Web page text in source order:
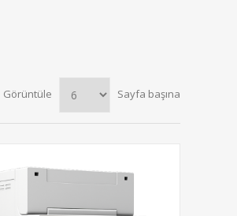
Görüntüle Sayfa başına